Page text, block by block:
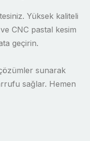
Yüksek kaliteli
CNC pastal kesim
geçirin.
sunarak
sağlar. Hemen